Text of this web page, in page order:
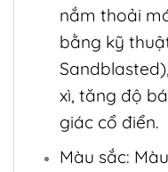
nắm thoải
bằng kỹ
xì, tăng độ
giác cổ điển.
Màu sắc: